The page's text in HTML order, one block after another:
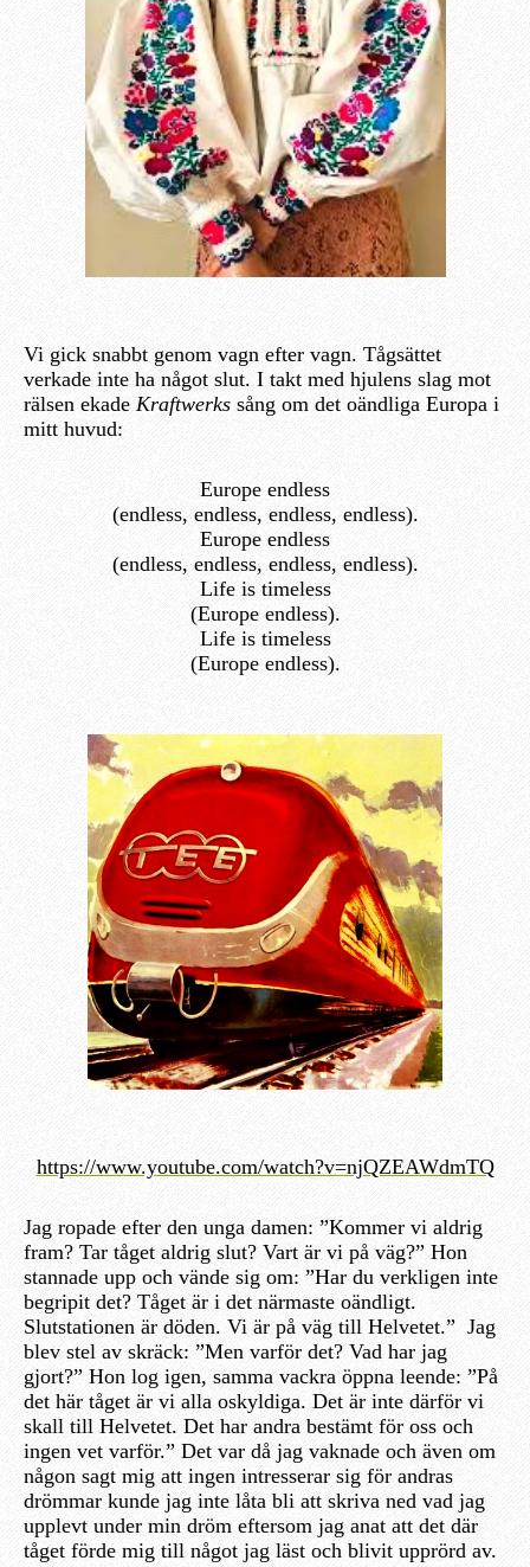
Vi gick snabbt genom vagn efter vagn. Tågsättet
verkade inte ha något slut. I takt med hjulens slag mot
rälsen ekade Kraftwerks sång om det oändliga Europa i
mitt huvud:
Europe endless
(endless, endless, endless, endless).
Europe endless
(endless, endless, endless, endless).
Life is timeless
(Europe endless).
Life is timeless
(Europe endless).
https://www.youtube.com/watch?v=njQZEAWdmTQ
Jag ropade efter den unga damen: ”Kommer vi aldrig
fram? Tar tåget aldrig slut? Vart är vi på väg?” Hon
stannade upp och vände sig om: ”Har du verkligen inte
begripit det? Tåget är i det närmaste oändligt.
Slutstationen är döden. Vi är på väg till Helvetet.” Jag
blev stel av skräck: ”Men varför det? Vad har jag
gjort?” Hon log igen, samma vackra öppna leende: ”På
det här tåget är vi alla oskyldiga. Det är inte därför vi
skall till Helvetet. Det har andra bestämt för oss och
ingen vet varför.” Det var då jag vaknade och även om
någon sagt mig att ingen intresserar sig för andras
drömmar kunde jag inte låta bli att skriva ned vad jag
upplevt under min dröm eftersom jag anat att det där
tåget förde mig till något jag läst och blivit upprörd av.